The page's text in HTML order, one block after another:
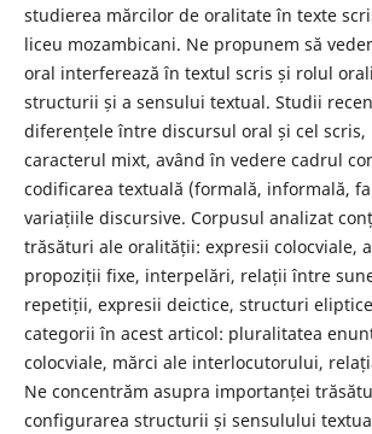
studierea mărcilor de oralitate în texte
liceu mozambicani. Ne propunem să
oral interferează în textul scris și rolul
structurii și a sensului textual. Studii
diferențele între discursul oral și cel scris,
caracterul mixt, având în vedere cadrul
codificarea textuală (formală, informală,
variațiile discursive. Corpusul analizat
trăsături ale oralității: expresii colocviale,
propoziții fixe, interpelări, relații între
repetiții, expresii deictice, structuri
categorii în acest articol: pluralitatea
colocviale, mărci ale interlocutorului,
Ne concentrăm asupra importanței
configurarea structurii și sensulului